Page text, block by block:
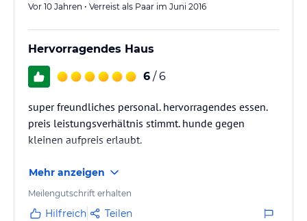
Vor 10 Jahren • Verreist als Paar im Juni 2016
Hervorragendes Haus
6 / 6
super freundliches personal. hervorragendes essen.
preis leistungsverhältnis stimmt. hunde gegen
kleinen aufpreis erlaubt.
Mehr anzeigen
Meilengutschrift erhalten
Hilfreich Teilen